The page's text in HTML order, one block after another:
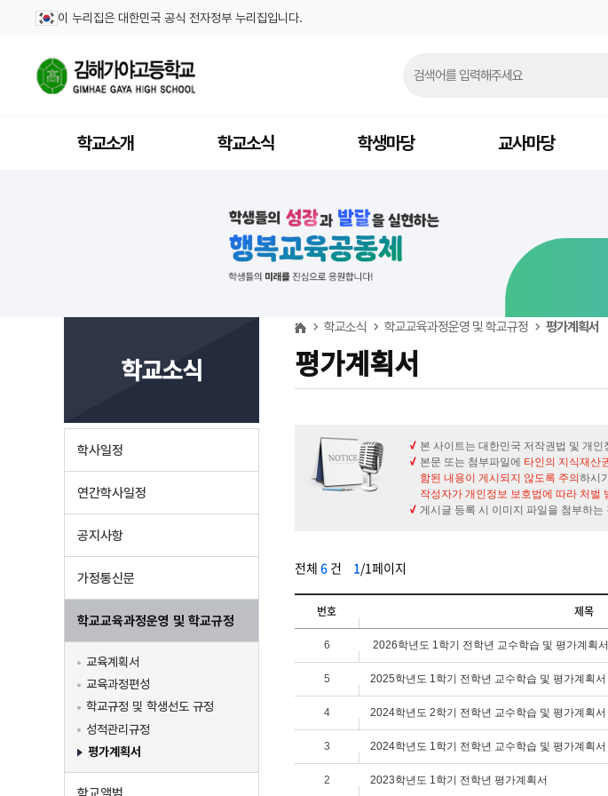
이 누리집은 대한민국 공식 전자정부 누리집입니다.
학교소개 학교소식 학생마당 교사마당
학교소식
학사일정
연간학사일정
공지사항
가정통신문
학교교육과정운영 및 학교규정
교육계획서
교육과정편성
학교규정 및 학생선도 규정
성적관리규정
평가계획서
학교소식 학교교육과정운영 및 학교규정 평가계획서
평가계획서
본 사이트는 대한민국 저작권법 및 개인
본문 또는 첨부파일에 타인의 지식재산
함된 내용이 게시되지 않도록 주의하시
작성자가 개인정보 보호법에 따라 처벌
게시글 등록 시 이미지 파일을 첨부하
전체 6 건 1 /1페이지
번호 제목
6 2026학년도 1학기 전학년 교수학습 및 평가계획서
5 2025학년도 1학기 전학년 교수학습 및 평가계획서
4 2024학년도 2학기 전학년 교수학습 및 평가계획서
3 2024학년도 1학기 전학년 교수학습 및 평가계획서
2 2023학년도 1학기 전학년 평가계획서